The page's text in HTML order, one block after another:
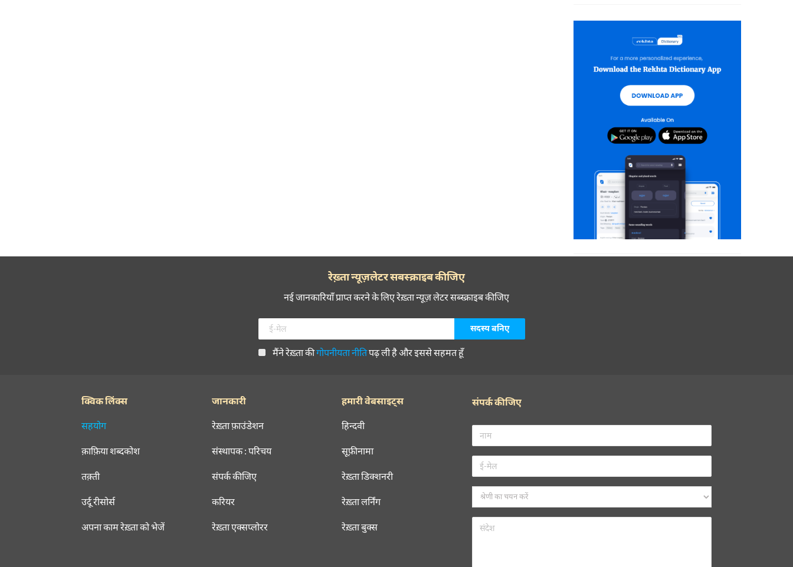
रेख़्ता न्यूज़लेटर सबस्क्राइब कीजिए
नई जानकारियाँ प्राप्त करने के लिए रेख़्ता न्यूज़ लेटर सब्स्क्राइब कीजिए
मैंने रेख़्ता कीगोपनीयता नीतिपढ़ ली है और इससे सहमत हूँ
क्विक लिंक्स
सहयोग
क़ाफ़िया शब्दकोश
तक़्ती
उर्दू रीसोर्स
अपना काम रेख़्ता को भेजें
जानकारी
रेख़्ता फ़ाउंडेशन
संस्थापक : परिचय
संपर्क कीजिए
करियर
रेख़्ता एक्सप्लोरर
हमारी वेबसाइट्स
हिन्दवी
सूफ़ीनामा
रेख़्ता डिक्शनरी
रेख़्ता लर्निंग
रेख़्ता बुक्स
संपर्क कीजिए